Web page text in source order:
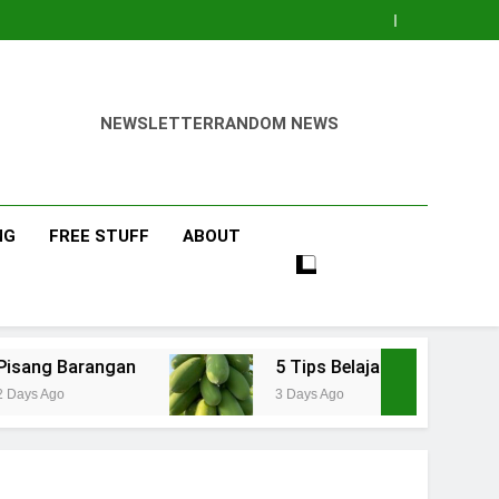
NEWSLETTERRANDOM NEWS
FREE STUFF ABOUT
5 Tips Belajar Pengetahuan Baru
3 Days Ago